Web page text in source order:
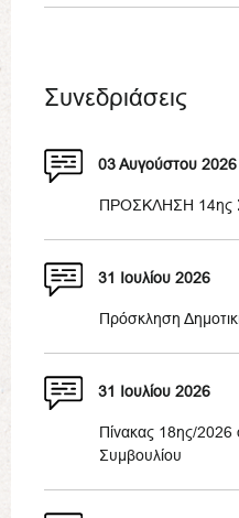
Συνεδριάσεις
03 Αυγούστου 2026
ΠΡΟΣΚΛΗΣΗ 14ης
31 Ιουλίου 2026
Πρόσκληση
31 Ιουλίου 2026
Πίνακας 18ης/2026
Συμβουλίου